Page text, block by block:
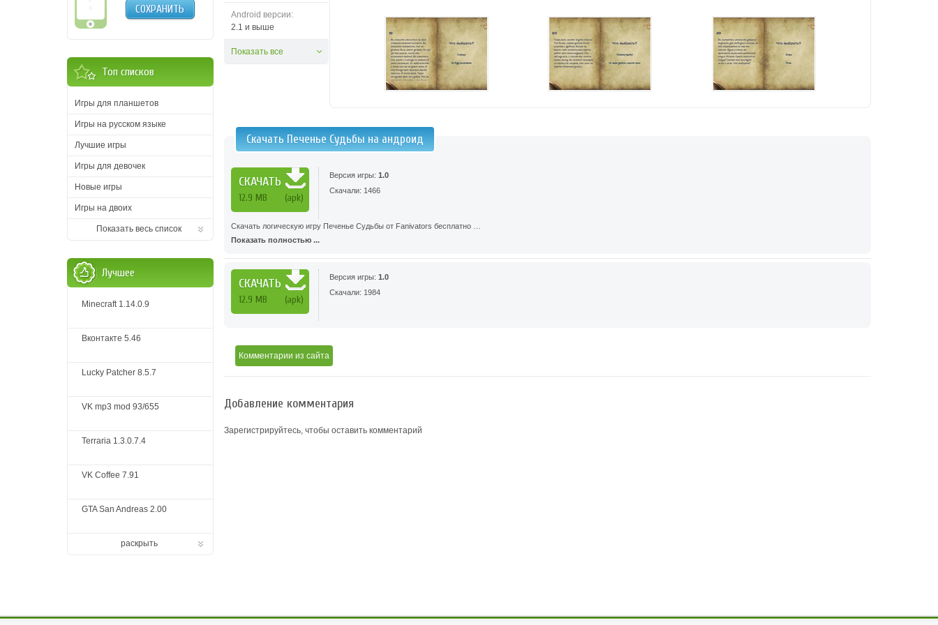
Android версии:
2.1 и выше
Показать все
Скачать Печенье Судьбы на андроид
СКАЧАТЬ
12.9 MB (apk)
Версия игры: 1.0
Скачали: 1466
Скачать логическую игру Печенье Судьбы от Fanivators бесплатно …
Показать полностью ...
СКАЧАТЬ
12.9 MB (apk)
Версия игры: 1.0
Скачали: 1984
Комментарии из сайта
Добавление комментария
Зарегистрируйтесь, чтобы оставить комментарий
СОХРАНИТЬ
Топ списков
Игры для планшетов
Игры на русском языке
Лучшие игры
Игры для девочек
Новые игры
Игры на двоих
Показать весь список
Лучшее
Minecraft 1.14.0.9
Вконтакте 5.46
Lucky Patcher 8.5.7
VK mp3 mod 93/655
Terraria 1.3.0.7.4
VK Coffee 7.91
GTA San Andreas 2.00
раскрыть